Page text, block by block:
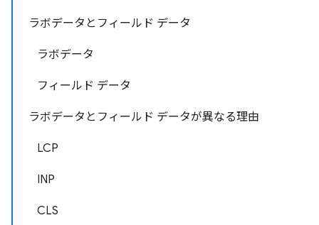
ラボデータとフィールド データ
ラボデータ
フィールド データ
ラボデータとフィールド データが異なる理由
LCP
INP
CLS